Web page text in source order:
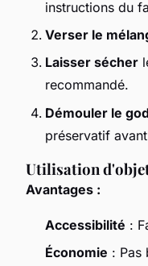
instructions du
Verser le
Laisser sécher
recommandé.
Démouler le
préservatif
Utilisation
Avantages :
Accessibilité :
Économie : Pas